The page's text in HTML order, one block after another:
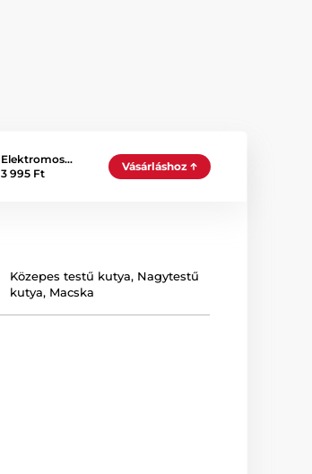
Elektromos…
3 995 Ft
Vásárláshoz
Közepes testű kutya, Nagytestű
kutya, Macska